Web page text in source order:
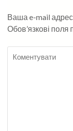
Ваша e-mail
Обов’язкові поля